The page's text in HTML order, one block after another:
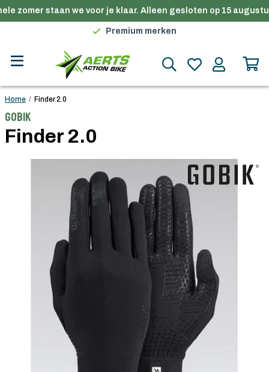
zomer staan we voor je klaar. Alleen gesloten op 15
Gratis verzending in België vanaf €100
Premium merken
Gratis verzending in België vanaf €100
Home / Finder 2.0
Gobik
Finder 2.0